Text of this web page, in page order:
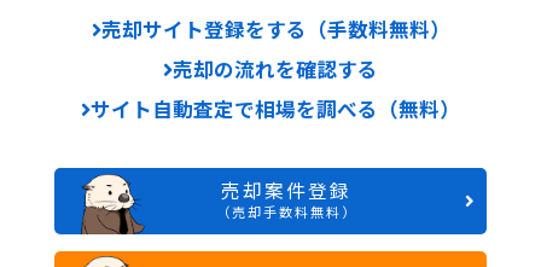
売却サイト登録をする（手数料無料）
売却の流れを確認する
サイト自動査定で相場を調べる（無料）
売却案件登録
（売却手数料無料）